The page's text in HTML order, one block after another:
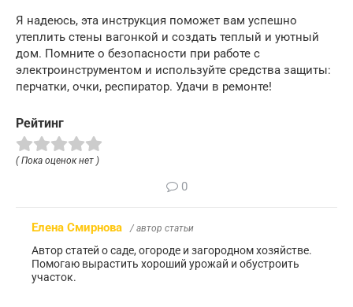
Я надеюсь, эта инструкция поможет вам успешно
утеплить стены вагонкой и создать теплый и уютный
дом. Помните о безопасности при работе с
электроинструментом и используйте средства защиты:
перчатки, очки, респиратор. Удачи в ремонте!
Рейтинг
( Пока оценок нет )
0
Елена Смирнова / автор статьи
Автор статей о саде, огороде и загородном хозяйстве.
Помогаю вырастить хороший урожай и обустроить
участок.